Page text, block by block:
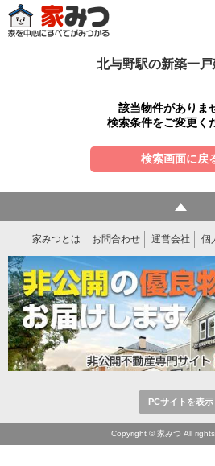
北与野駅の新築一
該当物件がありま
検索条件をご変更く
検索画面に戻
家みつとは お問合わせ 運営会社 個
PCサイトを表示
Copyright © 家みつ All rights